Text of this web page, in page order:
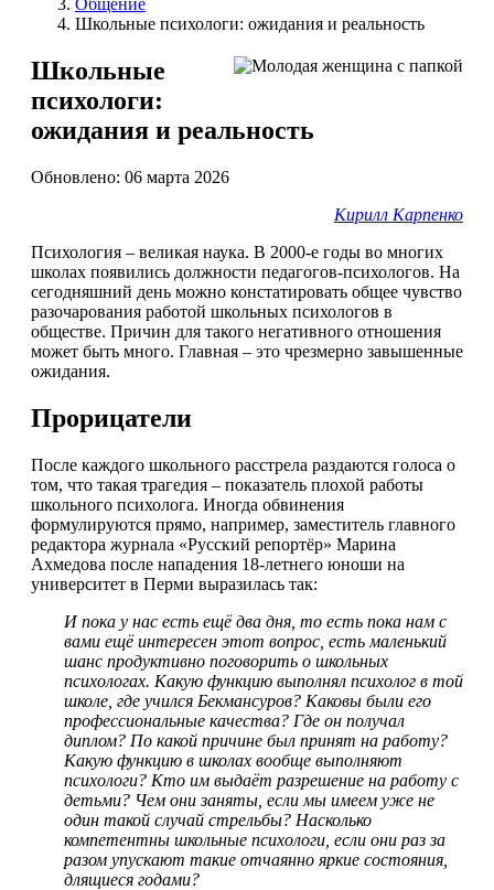
Общение
Школьные психологи: ожидания и реальность
Школьные
психологи:
ожидания и реальность
Обновлено: 06 марта 2026
Кирилл Карпенко
Психология – великая наука. В 2000-е годы во многих
школах появились должности педагогов-психологов. На
сегодняшний день можно констатировать общее чувство
разочарования работой школьных психологов в
обществе. Причин для такого негативного отношения
может быть много. Главная – это чрезмерно завышенные
ожидания.
Прорицатели
После каждого школьного расстрела раздаются голоса о
том, что такая трагедия – показатель плохой работы
школьного психолога. Иногда обвинения
формулируются прямо, например, заместитель главного
редактора журнала «Русский репортёр» Марина
Ахмедова после нападения 18-летнего юноши на
университет в Перми выразилась так:
И пока у нас есть ещё два дня, то есть пока нам с
вами ещё интересен этот вопрос, есть маленький
шанс продуктивно поговорить о школьных
психологах. Какую функцию выполнял психолог в той
школе, где учился Бекмансуров? Каковы были его
профессиональные качества? Где он получал
диплом? По какой причине был принят на работу?
Какую функцию в школах вообще выполняют
психологи? Кто им выдаёт разрешение на работу с
детьми? Чем они заняты, если мы имеем уже не
один такой случай стрельбы? Насколько
компетентны школьные психологи, если они раз за
разом упускают такие отчаянно яркие состояния,
длящиеся годами?